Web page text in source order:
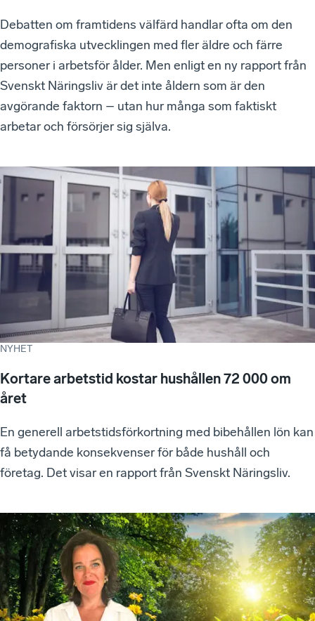
Debatten om framtidens välfärd handlar ofta om den
demografiska utvecklingen med fler äldre och färre
personer i arbetsför ålder. Men enligt en ny rapport från
Svenskt Näringsliv är det inte åldern som är den
avgörande faktorn – utan hur många som faktiskt
arbetar och försörjer sig själva.
NYHET
Kortare arbetstid kostar hushållen 72 000 om
året
En generell arbetstidsförkortning med bibehållen lön kan
få betydande konsekvenser för både hushåll och
företag. Det visar en rapport från Svenskt Näringsliv.